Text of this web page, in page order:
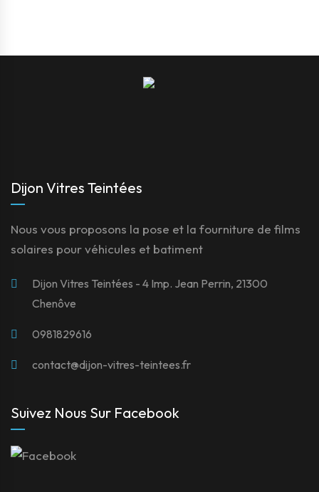
Dijon Vitres Teintées
Nous vous proposons la pose et la fourniture de films
solaires pour véhicules et batiment
Dijon Vitres Teintées - 4 Imp. Jean Perrin, 21300
Chenôve
0981829616
contact@dijon-vitres-teintees.fr
Suivez Nous Sur Facebook